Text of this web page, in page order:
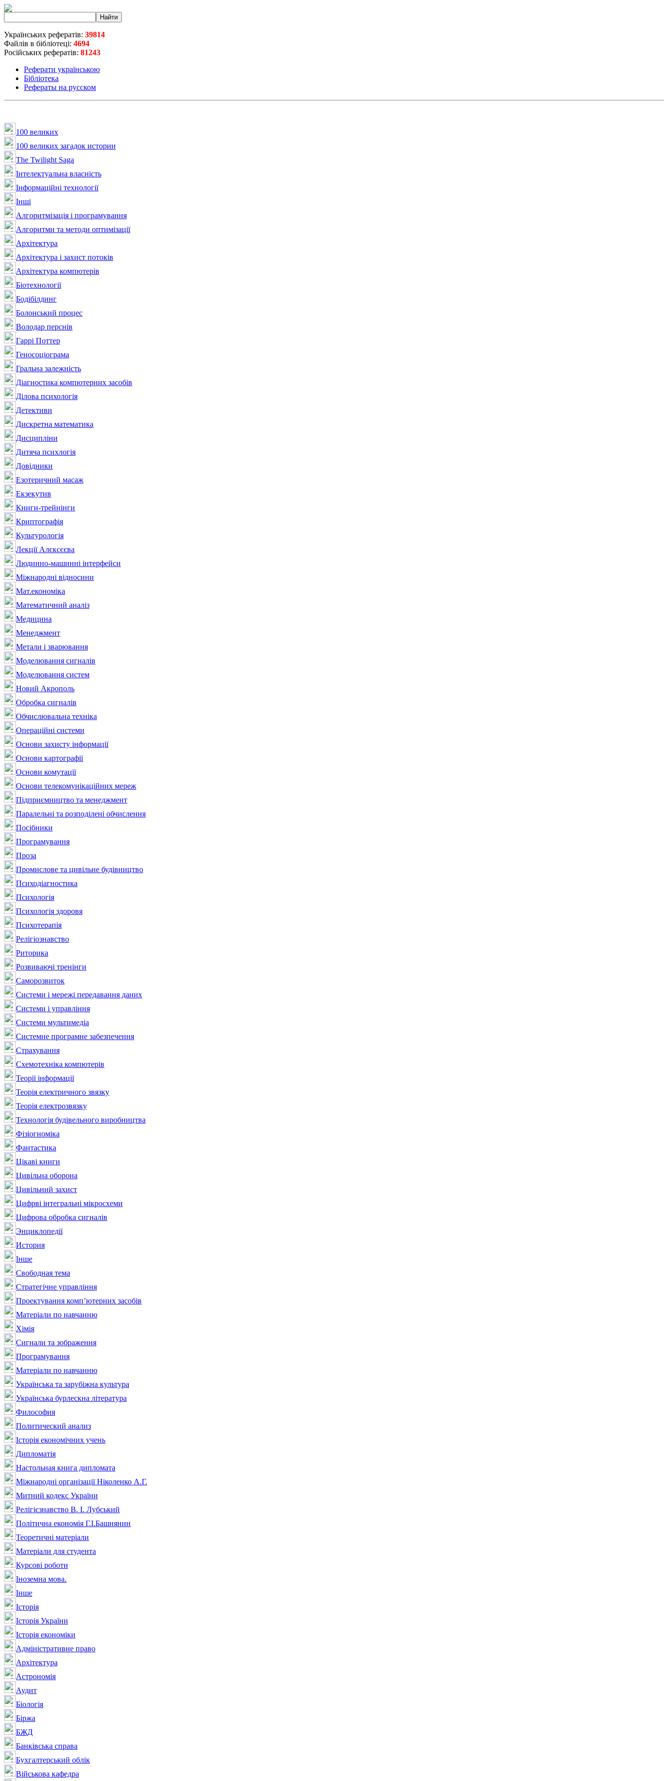
Українських рефератів: 39814
Файлів в бібліотеці: 4694
Російських рефератів: 81243
Реферати українською
Бібліотека
Рефераты на русском
100 великих
100 великих загадок истории
The Twilight Saga
Інтелектуальна влaсність
Інформаційні технології
Інші
Алгоритмізація і програмування
Алгоритми та методи оптимізації
Архітектура
Архітектура і захист потоків
Архітектура компютерів
Біотехнології
Бодібілдинг
Болонський процес
Володар перснів
Гаррі Поттер
Геносоціограма
Гральна залежність
Діагностика компютерних засобів
Ділова психологія
Детективи
Дискретна математика
Дисципліни
Дитяча психлогія
Довідники
Езотеричний масаж
Екзекутив
Книги-трейнінги
Криптографія
Культурологія
Лекції Алєксєєва
Людинно-машинні інтерфейси
Міжнародні відносини
Мат.економіка
Математичний аналіз
Медицина
Менеджмент
Метали і зварювання
Моделювання сигналів
Моделювання систем
Новий Акрополь
Обробка сигналів
Обчислювальна техніка
Операційні системи
Основи захисту інформації
Основи картографії
Основи комутації
Основи телекомунікаційних мереж
Підприємництво та менеджмент
Паралельні та розподілені обчислення
Посібники
Програмування
Проза
Промислове та цивільне будівництво
Психодіагностика
Психологія
Психологія здоровя
Психотерапія
Релігіознавство
Риторика
Розвиваючі тренінги
Саморозвиток
Системи і мережі передавання даних
Системи і управління
Системи мультимедіа
Системне програмне забезпечення
Страхування
Схемотехніка компютерів
Теорії інформації
Теорія електричного звязку
Теорія електрозвязку
Технологія будівельного виробництва
Фізіогноміка
Фантастика
Цікаві книги
Цивільна оборона
Цивільний захист
Цифрві інтегральні мікросхеми
Цифрова обробка сигналів
Энциклопедії
История
Інше
Свободная тема
Стратегічне управління
Проектування комп’ютерних засобів
Матеріали по навчанню
Хімія
Сигнали та зображення
Програмування
Матеріали по навчанню
Українська та зарубіжна культура
Українська бурлескна література
Философия
Политический анализ
Історія економічних учень
Дипломатія
Настольная книга дипломата
Міжнародні організації Ніколенко А.Г.
Митний кодекс України
Релігієзнавство В. І. Лубський
Політична економія Г.І.Башнянин
Теоретичні матеріали
Матеріали для студента
Курсові роботи
Іноземна мова.
Інше
Історія
Історія України
Історія економіки
Адміністративне право
Архітектура
Астрономія
Аудит
Біологія
Біржа
БЖД
Банківська справа
Бухгалтерський облік
Військова кафедра